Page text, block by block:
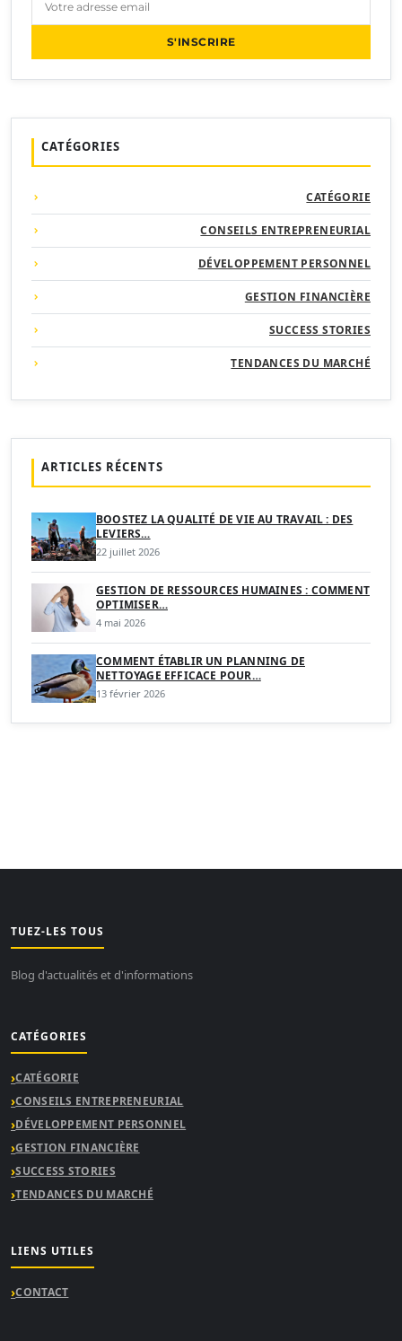
S'INSCRIRE
CATÉGORIES
CATÉGORIE
CONSEILS ENTREPRENEURIAL
DÉVELOPPEMENT PERSONNEL
GESTION FINANCIÈRE
SUCCESS STORIES
TENDANCES DU MARCHÉ
ARTICLES RÉCENTS
BOOSTEZ LA QUALITÉ DE VIE AU TRAVAIL : DES
LEVIERS…
22 juillet 2026
GESTION DE RESSOURCES HUMAINES : COMMENT
OPTIMISER…
4 mai 2026
COMMENT ÉTABLIR UN PLANNING DE
NETTOYAGE EFFICACE POUR…
13 février 2026
TUEZ-LES TOUS
Blog d'actualités et d'informations
CATÉGORIES
CATÉGORIE
CONSEILS ENTREPRENEURIAL
DÉVELOPPEMENT PERSONNEL
GESTION FINANCIÈRE
SUCCESS STORIES
TENDANCES DU MARCHÉ
LIENS UTILES
CONTACT